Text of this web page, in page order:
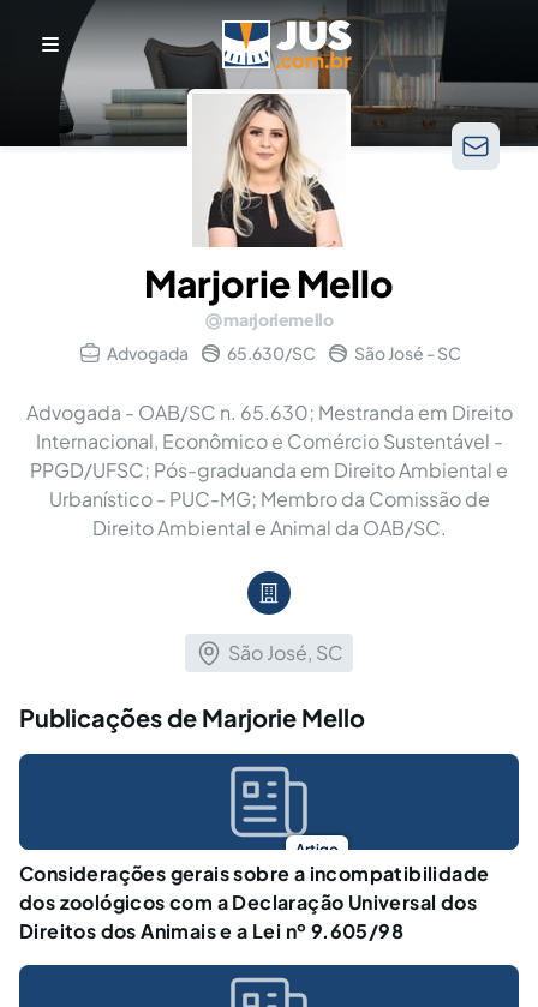
Marjorie Mello
marjoriemello
Advogada
65.630/SC São José - SC
Advogada - OAB/SC n. 65.630; Mestranda em Direito
Internacional, Econômico e Comércio Sustentável -
PPGD/UFSC; Pós-graduanda em Direito Ambiental e
Urbanístico - PUC-MG; Membro da Comissão de
Direito Ambiental e Animal da OAB/SC.
São José, SC
Publicações de Marjorie Mello
Artigo
Considerações gerais sobre a incompatibilidade
dos zoológicos com a Declaração Universal dos
Direitos dos Animais e a Lei nº 9.605/98